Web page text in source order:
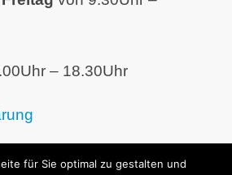
– 18.30Uhr
für Sie optimal zu gestalten und